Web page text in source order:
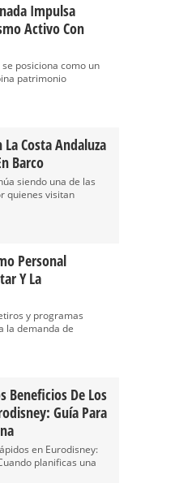
Impulsa
Activo Con
posiciona como un
patrimonio
Costa Andaluza
Barco
siendo una de las
quienes visitan
Personal
Y La
y programas
la demanda de
Beneficios De Los
Guía Para
en Eurodisney:
planificas una